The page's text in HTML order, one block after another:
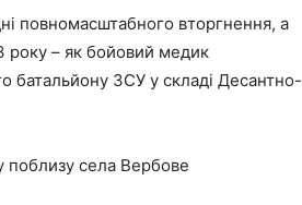
повномасштабного вторгнення, а
року – як бойовий медик
батальйону ЗСУ у складі Десантно-
поблизу села Вербове